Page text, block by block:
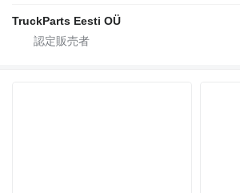
TruckParts Eesti OÜ